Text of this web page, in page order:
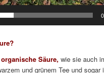
organische Säure, wie sie auch
und grünem Tee und sogar